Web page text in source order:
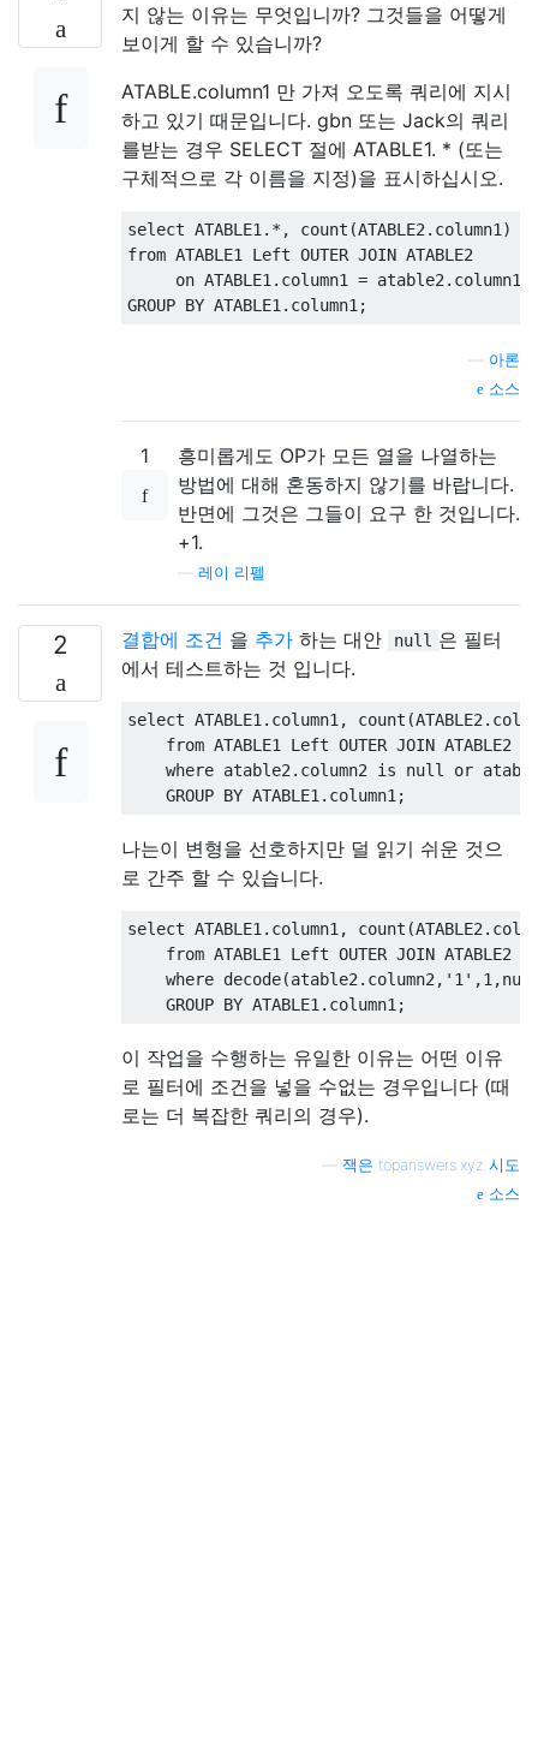
지 않는 이유는 무엇입니까? 그것들을 어떻게
보이게 할 수 있습니까?
ATABLE.column1 만 가져 오도록 쿼리에 지시
하고 있기 때문입니다. gbn 또는 Jack의 쿼리
를받는 경우 SELECT 절에 ATABLE1. * (또는
구체적으로 각 이름을 지정)을 표시하십시오.
select ATABLE1 .*, count (ATABLE2 . column1 )
from ATABLE1 Left OUTER JOIN ATABLE2
on ATABLE1 . column1 = atable2 . column1
GROUP BY ATABLE1 . column1 ;
아론
소스
1
흥미롭게도 OP가 모든 열을 나열하는
방법에 대해 혼동하지 않기를 바랍니다.
반면에 그것은 그들이 요구 한 것입니다.
+1.
레이 리펠
2 결합에 조건 을 추가 하는 대안 null 은 필터
에서 테스트하는 것 입니다.
select ATABLE1 . column1 , count (ATABLE2 .
from ATABLE1 Left OUTER JOIN ATABLE2
where atable2 . column2 is null or
GROUP BY ATABLE1 . column1 ;
나는이 변형을 선호하지만 덜 읽기 쉬운 것으
로 간주 할 수 있습니다.
select ATABLE1 . column1 , count (ATABLE2 .
from ATABLE1 Left OUTER JOIN ATABLE2
where decode(atable2 . column2 , '1' ,1 ,
GROUP BY ATABLE1 . column1 ;
이 작업을 수행하는 유일한 이유는 어떤 이유
로 필터에 조건을 넣을 수없는 경우입니다 (때
로는 더 복잡한 쿼리의 경우).
잭은 topanswers.xyz 시도
소스